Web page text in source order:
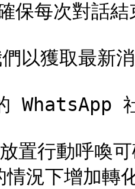
保每次對話
以獲取最新
WhatsApp
置行動呼喚
情況下增加轉